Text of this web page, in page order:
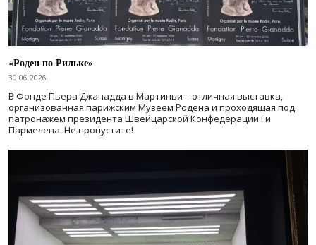
«Роден по Рильке»
30.06.2026
В Фонде Пьера Джанадда в Мартиньи – отличная выставка,
организованная парижским Музеем Родена и проходящая под
патронажем президента Швейцарской Конфедерации Ги
Пармелена. Не пропустите!